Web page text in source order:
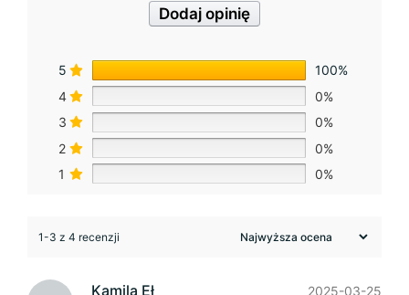
Dodaj opinię
5
100%
4
0%
3
0%
2
0%
1
0%
1-3 z 4 recenzji
Kamila Eł 2025-03-25